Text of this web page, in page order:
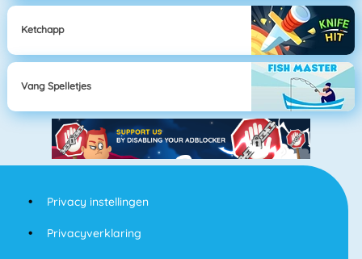
Ketchapp
Vang Spelletjes
Privacy instellingen
Privacyverklaring